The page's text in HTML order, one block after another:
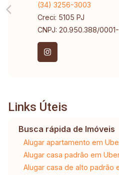
(34) 3256-3003
Creci: 5105 PJ
CNPJ: 20.950.388/
Links Úteis
Busca rápida de Imóveis
Alugar apartamento em
Alugar casa padrão em
Alugar casa de alto padrão